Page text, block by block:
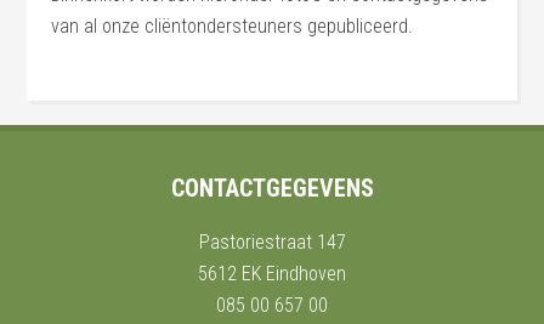
van al onze cliëntondersteuners gepubliceerd.
CONTACTGEGEVENS
Pastoriestraat 147
5612 EK Eindhoven
085 00 657 00